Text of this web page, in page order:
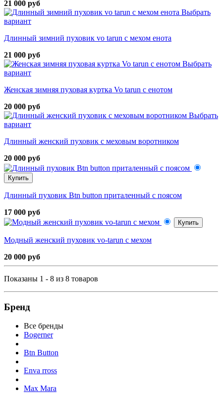
21 000 руб
Выбрать
вариант
Длинный зимний пуховик vo tarun с мехом енота
21 000 руб
Выбрать
вариант
Женская зимняя пуховая куртка Vo tarun с енотом
20 000 руб
Выбрать
вариант
Длинный женский пуховик с меховым воротником
20 000 руб
Купить
Длинный пуховик Btn button приталенный с поясом
17 000 руб
Купить
Модный женский пуховик vo-tarun с мехом
20 000 руб
Показаны 1 - 8 из 8 товаров
Бренд
Все бренды
Bogerner
Btn Button
Enva rross
Max Mara